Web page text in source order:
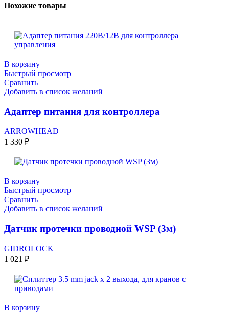
Похожие товары
В корзину
Быстрый просмотр
Сравнить
Добавить в список желаний
Адаптер питания для контроллера
ARROWHEAD
1 330 ₽
В корзину
Быстрый просмотр
Сравнить
Добавить в список желаний
Датчик протечки проводной WSP (3м)
GIDROLOCK
1 021 ₽
В корзину